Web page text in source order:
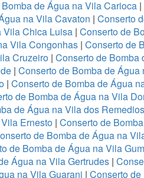
de Água na Vila Carioca|
na Vila Cavaton | Conserto
Vila Chica Luisa | Conserto de
Vila Congonhas | Conserto de
Cruzeiro | Conserto de Bomba
| Conserto de Bomba de
| Conserto de Bomba de Água
de Bomba de Água na Vila
de Água na Vila dos Remedios
Ernesto | Conserto de
de Bomba de Água na
de Bomba de Água na Vila
Água na Vila Gertrudes |
na Vila Guarani | Conserto